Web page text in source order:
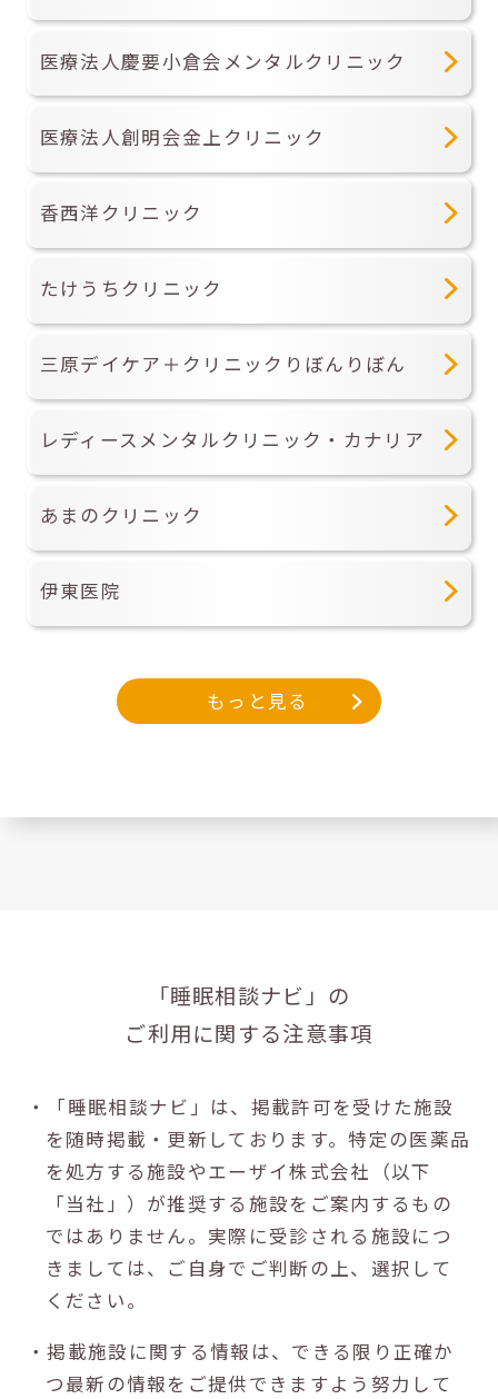
医療法人慶要小倉会メンタルクリニック
医療法人創明会金上クリニック
香西洋クリニック
たけうちクリニック
三原デイケア＋クリニックりぼんりぼん
レディースメンタルクリニック・カナリア
あまのクリニック
伊東医院
もっと見る
「睡眠相談ナビ」の
ご利用に関する注意事項
・「睡眠相談ナビ」は、掲載許可を受けた施設
を随時掲載・更新しております。特定の医薬品
を処方する施設やエーザイ株式会社（以下
「当社」）が推奨する施設をご案内するもの
ではありません。実際に受診される施設につ
きましては、ご自身でご判断の上、選択して
ください。
・掲載施設に関する情報は、できる限り正確か
つ最新の情報をご提供できますよう努力して